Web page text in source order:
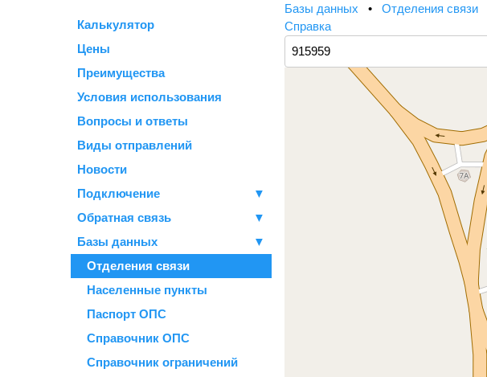
Калькулятор
Цены
Преимущества
Условия использования
Вопросы и ответы
Виды отправлений
Новости
Подключение
▼
Обратная связь
▼
Базы данных
▼
Отделения связи
Населенные пункты
Паспорт ОПС
Справочник ОПС
Справочник ограничений
Базы данных • Отделения связи
Справка